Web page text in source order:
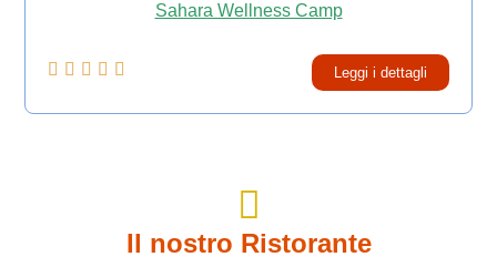
Sahara Wellness Camp
     Leggi i dettagli
Il nostro Ristorante